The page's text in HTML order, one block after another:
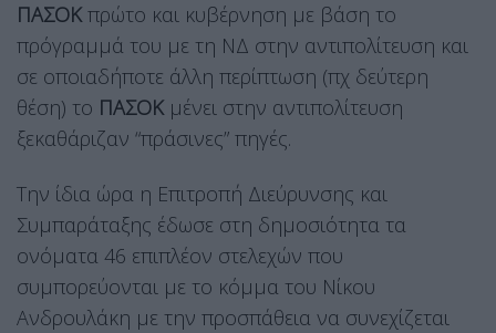
ΠΑΣΟΚπρώτο και κυβέρνηση με βάση το
πρόγραμμά του με τη ΝΔ στην αντιπολίτευση και
σε οποιαδήποτε άλλη περίπτωση (πχ δεύτερη
θέση) το ΠΑΣΟΚ μένει στην αντιπολίτευση
ξεκαθάριζαν “πράσινες” πηγές.
Την ίδια ώρα η Επιτροπή Διεύρυνσης και
Συμπαράταξης έδωσε στη δημοσιότητα τα
ονόματα 46 επιπλέον στελεχών που
συμπορεύονται με το κόμμα του Νίκου
Ανδρουλάκη με την προσπάθεια να συνεχίζεται